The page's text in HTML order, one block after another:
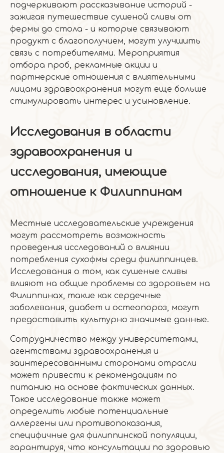
подчеркивают рассказывание историй -
зажигая путешествие сушеной сливы от
фермы до стола - и которые связывают
продукт с благополучием, могут улучшить
связь с потребителями. Мероприятия
отбора проб, рекламные акции и
партнерские отношения с влиятельными
лицами здравоохранения могут еще больше
стимулировать интерес и усыновление.
Исследования в области
здравоохранения и
исследования, имеющие
отношение к Филиппинам
Местные исследовательские учреждения
могут рассмотреть возможность
проведения исследований о влиянии
потребления сухофмы среди филиппинцев.
Исследования о том, как сушеные сливы
влияют на общие проблемы со здоровьем на
Филиппинах, такие как сердечные
заболевания, диабет и остеопороз, могут
предоставить культурно значимые данные.
Сотрудничество между университетами,
агентствами здравоохранения и
заинтересованными сторонами отрасли
может привести к рекомендациям по
питанию на основе фактических данных.
Такое исследование также может
определить любые потенциальные
аллергены или противопоказания,
специфичные для филиппинской популяции,
гарантируя, что консультации по здоровью